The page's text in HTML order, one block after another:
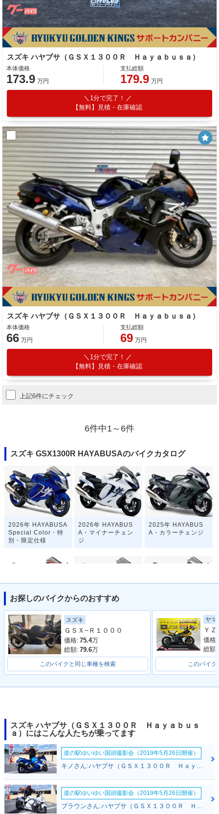
スズキ ハヤブサ（ＧＳＸ１３００Ｒ Ｈａｙａｂｕｓａ）
本体価格
173.9 万円
支払総額
179.9 万円
1分で完了！
【無料】見積・在庫確認
スズキ ハヤブサ（ＧＳＸ１３００Ｒ Ｈａｙａｂｕｓａ）
本体価格
66 万円
支払総額
69 万円
1分で完了！
【無料】見積・在庫確認
上記6件にチェック
6件中1～6件
スズキ GSX1300R HAYABUSAのバイクカタログ
2026年 HAYABUSA
Special Color・特
別・限定仕様
2026年 HAYABUS
A・マイナーチェン
ジ
2025年 HAYABUS
A・カラーチェンジ
2023年 HAYABUSA
25th Anniversary M
odel・特別・限定仕
様
2023年 HAYABUS
A・カラーチェンジ
A・フルモデルチェ
ンジ
2017年 隼（HAYAB
USA）
2017年 HAYABUSA
2016年 隼（HAYAB
USA）・カラーチェ
ンジ
お探しのバイクからのおすすめ
スズキ
ＧＳＸ−Ｒ１０００
価格: 75.4万
総額: 79.6万
このバイクと同じ車種を検索
ヤマ
価格:
総額:
このバイク
スズキ ハヤブサ（ＧＳＸ１３００Ｒ Ｈａｙａｂｕｓ
ａ）にはこんな人たちが乗ってます
道の駅ゆいゆい国頭撮影会（2019年5月26日開催）
道の駅ゆいゆい国頭撮影会（2019年5月26日開催）
ブラウンさん:ハヤブサ（ＧＳＸ１３００Ｒ Ｈａｙａｂｕｓａ）(スズキ)